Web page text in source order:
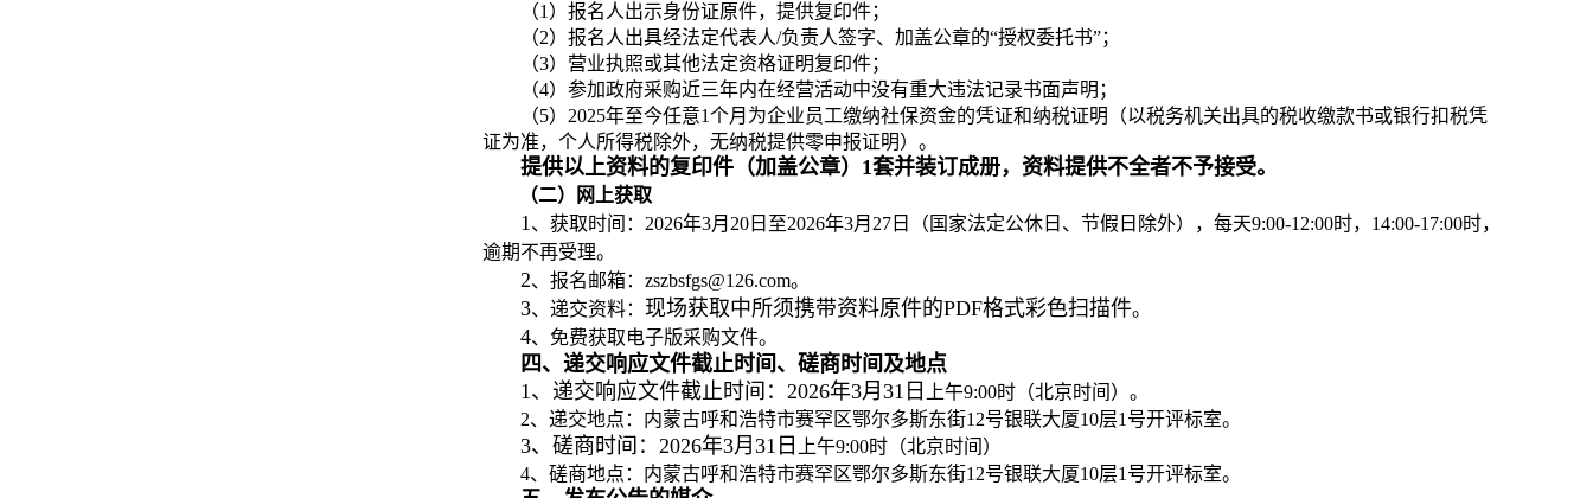
（1）报名人出示身份证原件，提供复印件；
（2）报名人出具经法定代表人/负责人签字、加盖公章的“授权委托书”；
（3）营业执照或其他法定资格证明复印件；
（4）参加政府采购近三年内在经营活动中没有重大违法记录书面声明；
（5）2025年至今任意1个月为企业员工缴纳社保资金的凭证和纳税证明（以税务机关出具的税收缴款书或银行扣税凭
证为准，个人所得税除外，无纳税提供零申报证明）。
提供以上资料的复印件（加盖公章）1套并装订成册，资料提供不全者不予接受。
（二）网上获取
1、获取时间：2026年3月20日至2026年3月27日（国家法定公休日、节假日除外），每天9:00-12:00时，14:00-17:00时，
逾期不再受理。
2、报名邮箱：zszbsfgs@126.com。
3、递交资料： 现场获取中所须携带资料原件的PDF格式彩色扫描件。
4、免费获取电子版采购文件。
四、递交响应文件截止时间、磋商时间及地点
1、递交响应文件截止时间：2026年3月31日
上午9:00时（北京时间）。
2、递交地点：内蒙古呼和浩特市赛罕区鄂尔多斯东街12号银联大厦10层1号开评标室。
3、磋商时间：2026年3月31日
上午9:00时（北京时间）
4、磋商地点：内蒙古呼和浩特市赛罕区鄂尔多斯东街12号银联大厦10层1号开评标室。